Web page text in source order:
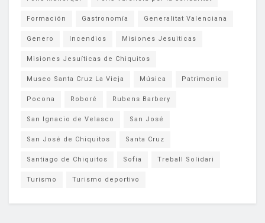
Formación Gastronomía Generalitat Valenciana
Genero Incendios Misiones Jesuiticas
Misiones Jesuíticas de Chiquitos
Museo Santa Cruz La Vieja Música Patrimonio
Pocona Roboré Rubens Barbery
San Ignacio de Velasco San José
San José de Chiquitos Santa Cruz
Santiago de Chiquitos Sofia Treball Solidari
Turismo Turismo deportivo